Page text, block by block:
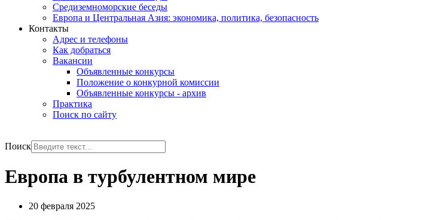
Средиземноморские беседы
Европа и Центральная Азия: экономика, политика, безопасность
Контакты
Адрес и телефоны
Как добраться
Вакансии
Объявленные конкурсы
Положение о конкурной комиссии
Объявленные конкурсы - архив
Практика
Поиск по сайту
Поиск
Европа в турбулентном мире
20 февраля 2025